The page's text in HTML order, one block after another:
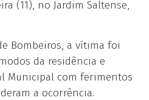
(11), no Jardim Saltense,
Bombeiros, a vítima foi
da residência e
Municipal com ferimentos
a ocorrência.